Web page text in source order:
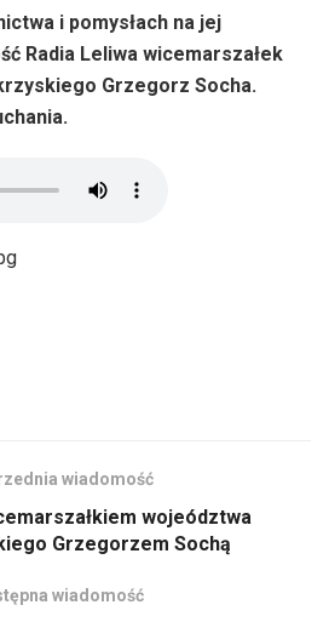
i pomysłach na jej
Radia Leliwa wicemarszałek
Grzegorz Socha.
wiadomość
wojeództwa
Grzegorzem Sochą
wiadomość